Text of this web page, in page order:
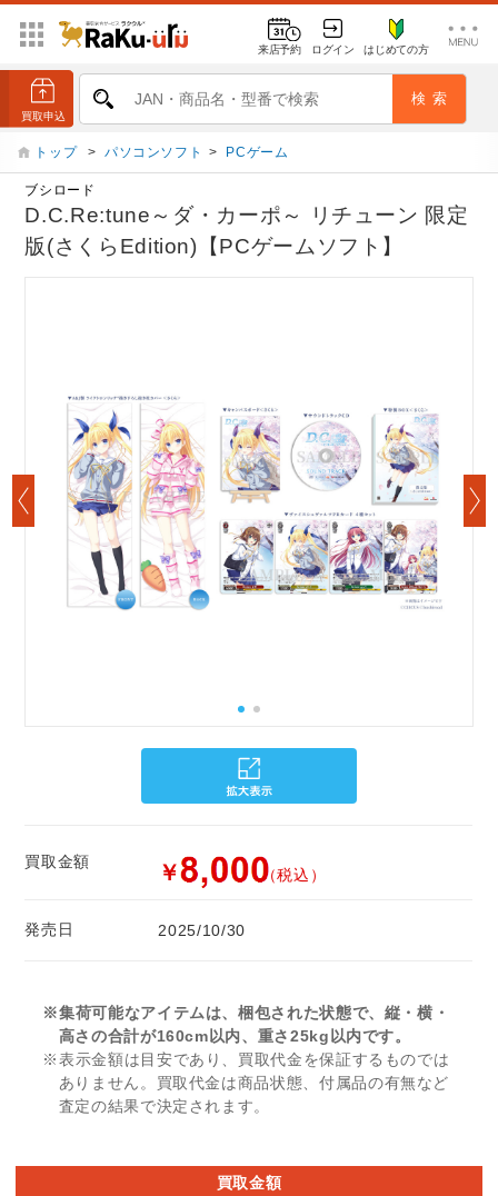
来店予約 ログイン はじめての方
トップ > パソコンソフト > PCゲーム
ブシロード
D.C.Re:tune～ダ・カーポ～ リチューン 限定
版(さくらEdition)【PCゲームソフト】
買取金額 ￥ （税込）
発売日 2025/10/30
※集荷可能なアイテムは、梱包された状態で、縦・横・
高さの合計が160cm以内、重さ25kg以内です。
※表示金額は目安であり、買取代金を保証するものでは
ありません。買取代金は商品状態、付属品の有無など
査定の結果で決定されます。
買取金額